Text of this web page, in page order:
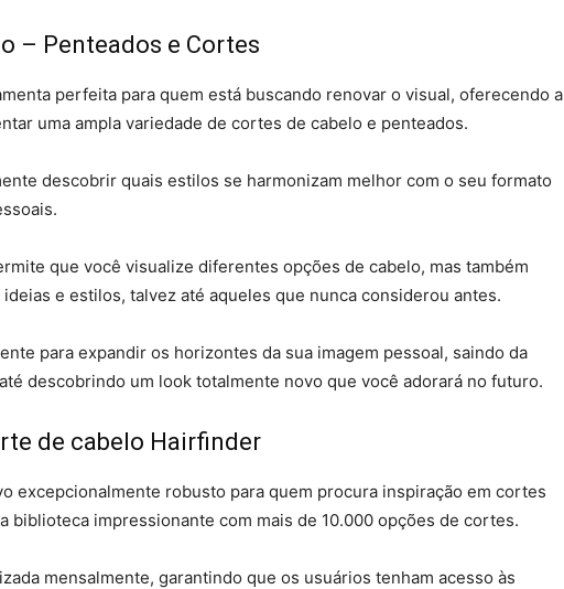
– Penteados e Cortes
perfeita para quem está buscando renovar o visual, oferecendo a
uma ampla variedade de cortes de cabelo e penteados.
descobrir quais estilos se harmonizam melhor com o seu formato
que você visualize diferentes opções de cabelo, mas também
e estilos, talvez até aqueles que nunca considerou antes.
para expandir os horizontes da sua imagem pessoal, saindo da
descobrindo um look totalmente novo que você adorará no futuro.
de cabelo Hairfinder
excepcionalmente robusto para quem procura inspiração em cortes
biblioteca impressionante com mais de 10.000 opções de cortes.
mensalmente, garantindo que os usuários tenham acesso às